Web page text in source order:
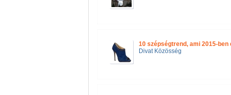
10 szépségtrend, ami 2015-ben
Divat Közösség